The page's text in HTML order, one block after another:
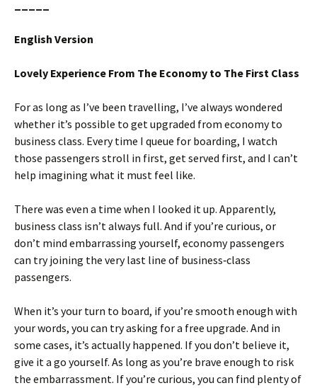
English Version
Lovely Experience From The Economy to The First Class
For as long as I’ve been travelling, I’ve always wondered
whether it’s possible to get upgraded from economy to
business class. Every time I queue for boarding, I watch
those passengers stroll in first, get served first, and I can’t
help imagining what it must feel like.
There was even a time when I looked it up. Apparently,
business class isn’t always full. And if you’re curious, or
don’t mind embarrassing yourself, economy passengers
can try joining the very last line of business‑class
passengers.
When it’s your turn to board, if you’re smooth enough with
your words, you can try asking for a free upgrade. And in
some cases, it’s actually happened. If you don’t believe it,
give it a go yourself. As long as you’re brave enough to risk
the embarrassment. If you’re curious, you can find plenty of